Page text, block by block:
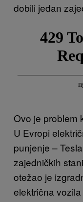
dobili jedan
Ovo je problem
U Evropi
punjenje –
zajedničkih
otežao je
električna